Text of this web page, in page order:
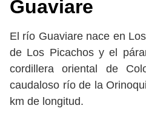
Guaviare
El río Guaviare nace en
de Los Picachos y el
cordillera oriental de
caudaloso río de la
km de longitud.